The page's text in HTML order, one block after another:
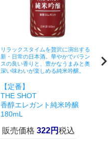
リラックスタイムを贅沢に演出する
新・日常の日本酒。華やかでバラン
スの良い香りと、豊かなうまみと奥
深い味わいが楽しめる純米吟醸。
【定番】
THE SHOT
香醇エレガント純米吟醸
180mL
販売価格 322 税込
旨
わ